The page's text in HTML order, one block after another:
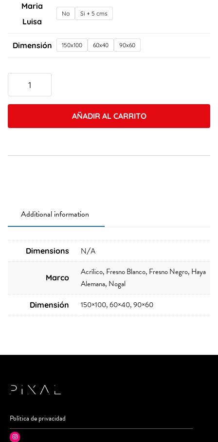
Maria
Luisa
No Si + 5 cms
Dimensión 150x100 60x40 90x60
Angel
Ignacio
Maceda
Barragan
AÑADIR AL CARRITO
Additional information
Dimensions N/A
Marco
Acrílico, Fresno Blanco, Fresno Negro, Haya
Alemana, Nogal
Dimensión 150×100, 60×40, 90×60
Política de privacidad
Instagram